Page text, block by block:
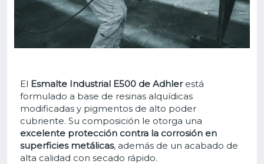
El Esmalte Industrial E500 de Adhlerestá
formulado a base de resinas alquídicas
modificadas y pigmentos de alto poder
cubriente. Su composición le otorga una
excelente protección contra la corrosión en
superficies metálicas, además de un acabado de
alta calidad con secado rápido.